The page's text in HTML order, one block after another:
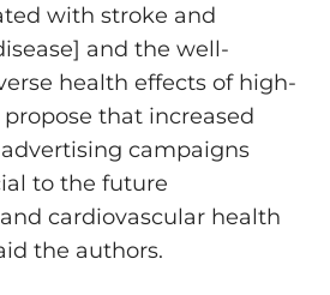
with stroke and
and the well-
health effects of high-
that increased
campaigns
to the future
cardiovascular health
the authors.